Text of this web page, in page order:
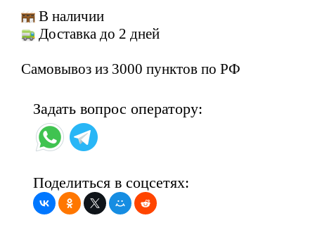
В наличии
Доставка до 2 дней
Самовывоз из 3000 пунктов по РФ
Задать вопрос оператору:
Поделиться в соцсетях: